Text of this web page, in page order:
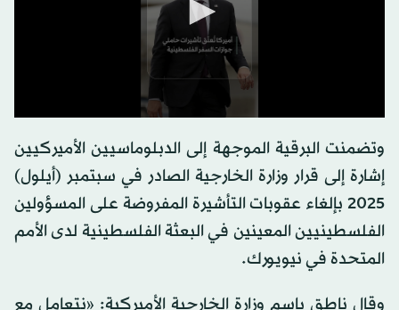
seconds
of
0
seconds
وتضمنت البرقية الموجهة إلى الدبلوماسيين الأميركيين
إشارة إلى قرار وزارة الخارجية الصادر في سبتمبر (أيلول)
2025 بإلغاء عقوبات التأشيرة المفروضة على المسؤولين
الفلسطينيين المعينين في البعثة الفلسطينية لدى الأمم
المتحدة في نيويورك.
وقال ناطق باسم وزارة الخارجية الأميركية: «نتعامل مع